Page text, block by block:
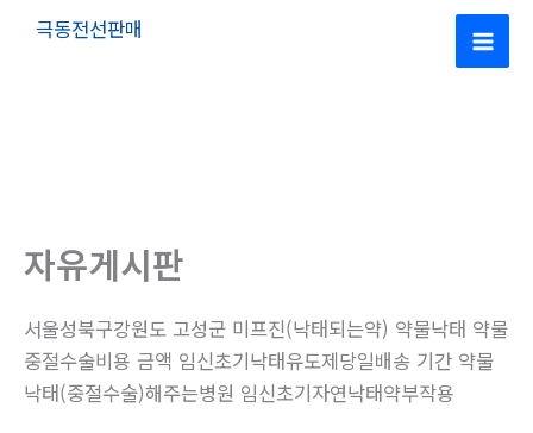
극동전선판매
Main
자유게시판
서울성북구강원도 고성군 미프진(낙태되는약) 약물낙태 약물
중절수술비용 금액 임신초기낙태유도제당일배송 기간 약물
낙태(중절수술)해주는병원 임신초기자연낙태약부작용